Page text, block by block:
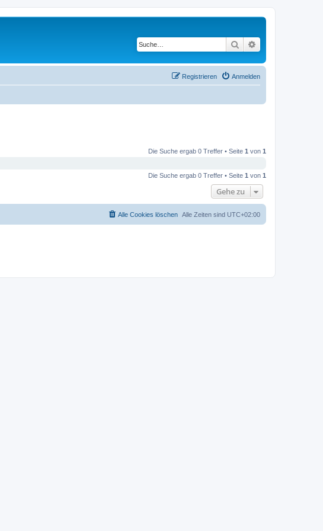
Suche
Anmelden
Registrieren
Die Suche ergab 0 Treffer • Seite 1 von 1
Die Suche ergab 0 Treffer • Seite 1 von 1
Gehe zu
Alle Zeiten sind UTC+02:00
Alle Cookies löschen